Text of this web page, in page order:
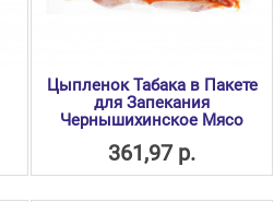
Цыпленок Табака в Пакете
для Запекания
Чернышихинское Мясо
361,97 р.